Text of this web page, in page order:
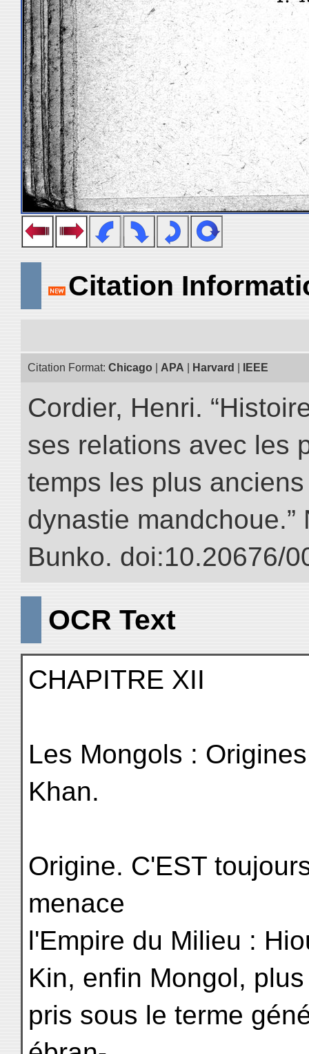
Citation
Citation Format: Chicago APA Harvard IEEE
Cordier, Henri.
ses relations avec les
temps les plus
dynastie mandchoue.”
Bunko. doi:10.20676/
OCR Text
CHAPITRE XII
Les Mongols :
Khan.
Origine. C'EST
menace
l'Empire du Milieu :
Kin, enfin Mongol,
pris sous le terme